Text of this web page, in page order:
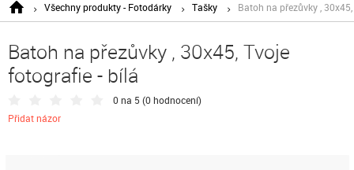
Všechny produkty - Fotodárky Tašky Batoh na přezůvky ,
Batoh na přezůvky , 30x45, Tvoje
fotografie - bílá
0 na 5 (0 hodnocení)
Přidat názor